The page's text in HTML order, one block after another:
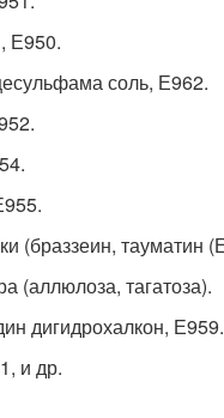
Е950.
соль, Е962.
(браззеин, тауматин
(аллюлоза, тагатоза).
дигидрохалкон, Е959.
и др.